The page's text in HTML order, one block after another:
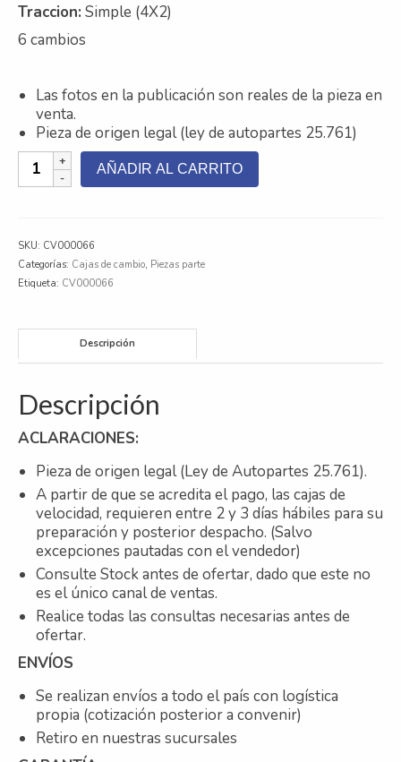
Nosotros
Trabaja con nosotros
Traccion: Simple (4X2)
6 cambios
Las fotos en la publicación son reales de la pieza en
venta.
Pieza de origen legal (ley de autopartes 25.761)
Caja
de
Trend
/
Voyage
AÑADIR AL CARRITO
SKU: CV000066
Categorías: Cajas de cambio, Piezas parte
Etiqueta: CV000066
Descripción
Descripción
ACLARACIONES:
Pieza de origen legal (Ley de Autopartes 25.761).
A partir de que se acredita el pago, las cajas de
velocidad, requieren entre 2 y 3 días hábiles para su
preparación y posterior despacho. (Salvo
excepciones pautadas con el vendedor)
Consulte Stock antes de ofertar, dado que este no
es el único canal de ventas.
Realice todas las consultas necesarias antes de
ofertar.
ENVÍOS
Se realizan envíos a todo el país con logística
propia (cotización posterior a convenir)
Retiro en nuestras sucursales